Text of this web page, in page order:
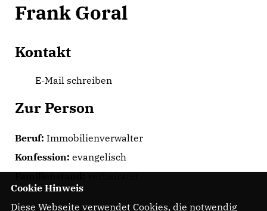
Frank Goral
Kontakt
E-Mail schreiben
Zur Person
Beruf: Immobilienverwalter
Konfession: evangelisch
Cookie Hinweis
Diese Webseite verwendet Cookies, die notwendig